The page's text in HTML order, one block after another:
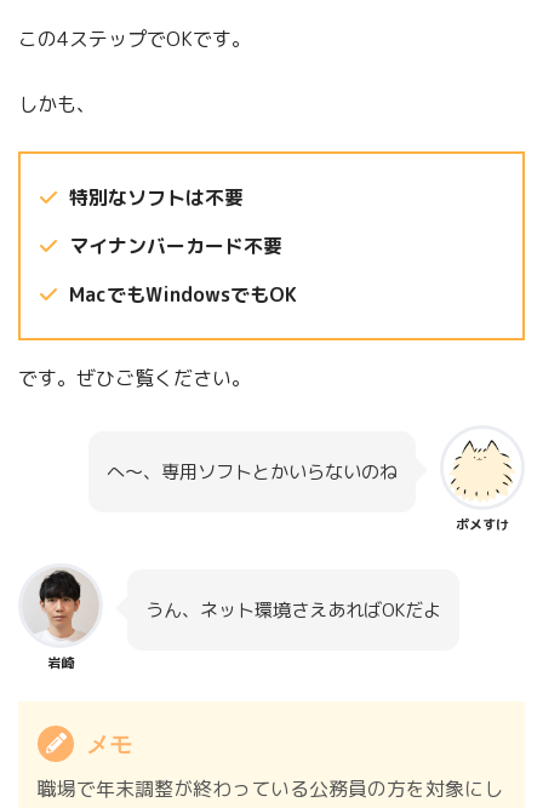
この4ステップでOKです。
しかも、
特別なソフトは不要
マイナンバーカード不要
MacでもWindowsでもOK
です。ぜひご覧ください。
ポメすけ
へ～、専用ソフトとかいらないのね
岩崎
うん、ネット環境さえあればOKだよ
メモ
職場で年末調整が終わっている公務員の方を対象にし